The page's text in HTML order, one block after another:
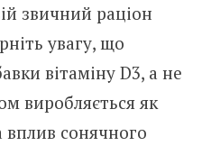
звичний раціон
увагу, що
вітаміну D3, а не
виробляється як
вплив сонячного